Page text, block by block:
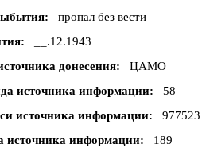
пропал без вести
__.12.1943
донесения
ЦАМО
источника информации
58
источника информации
977523
источника информации
189